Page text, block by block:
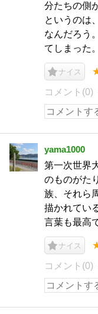
分たちの側
というのは
なんだろう
てしまった。
ナイス
コメント(0)
yama1000
第一次世界
のものがた
族、それら
描かれてい
言葉も最高
ナイス
コメント(0)